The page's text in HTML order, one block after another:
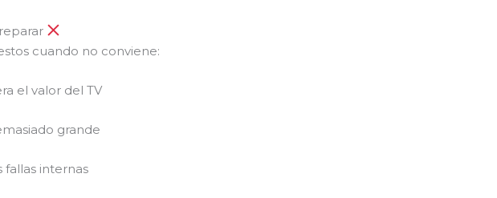
cuando no conviene:
el valor del TV
grande
fallas internas